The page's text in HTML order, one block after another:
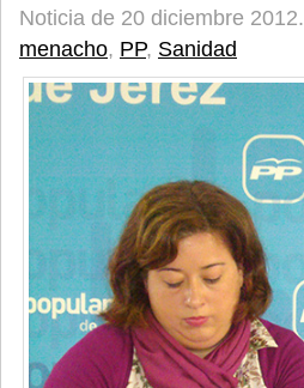
Noticia de 20 diciembre 2012.
menacho, PP, Sanidad